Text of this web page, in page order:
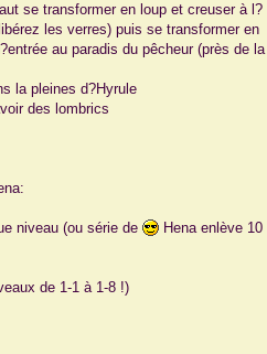
se transformer en loup et creuser à l?
les verres) puis se transformer en
au paradis du pêcheur (près de la
la pleines d?Hyrule
des lombrics
niveau (ou série de
Hena enlève 10
de 1-1 à 1-8 !)